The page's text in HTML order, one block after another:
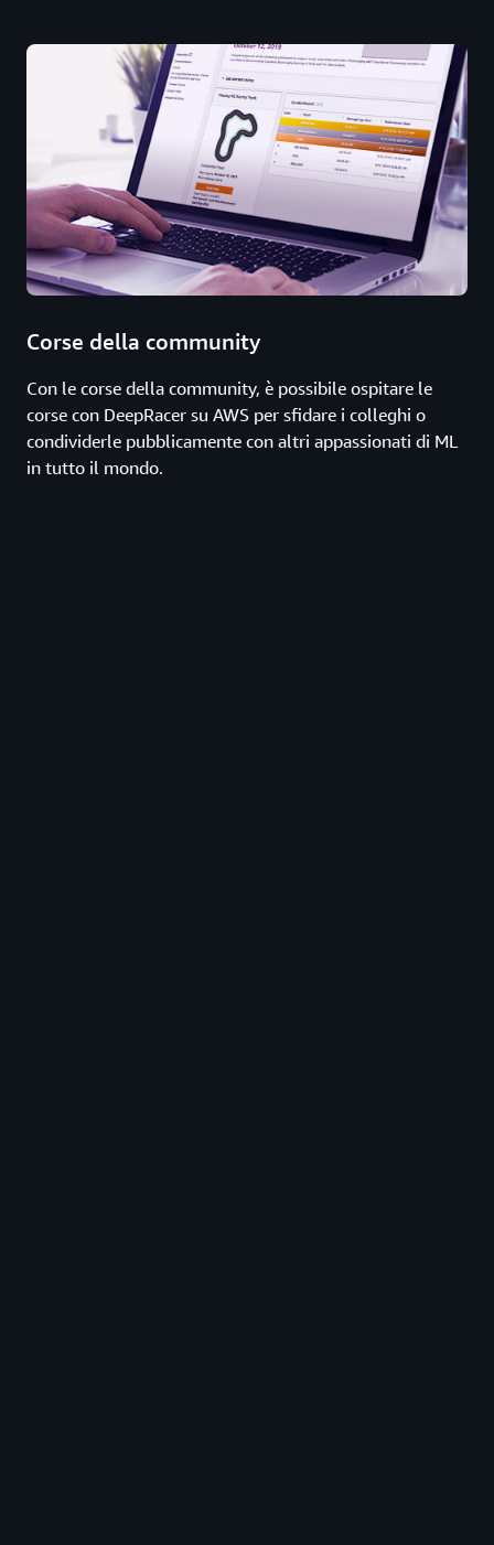
Corse della community
Con le corse della community, è possibile ospitare le
corse con DeepRacer su AWS per sfidare i colleghi o
condividerle pubblicamente con altri appassionati di ML
in tutto il mondo.